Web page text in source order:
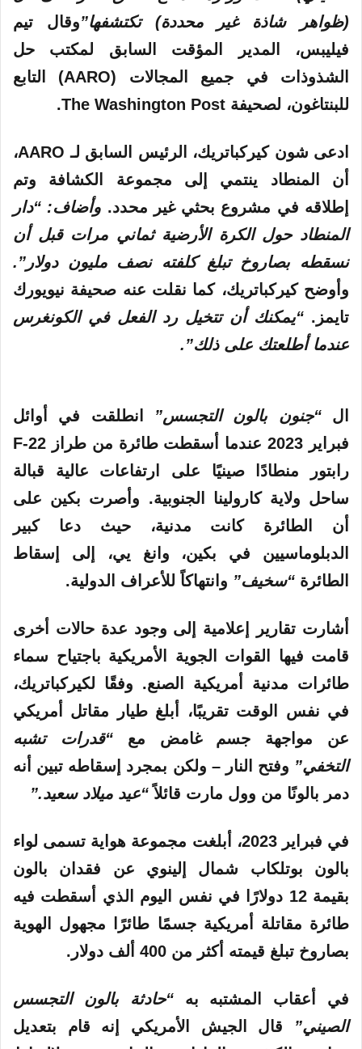
(ظواهر شاذة غير محددة) تكتشفها”وقال تيم
فيليبس، المدير المؤقت السابق لمكتب حل
الشذوذات في جميع المجالات (AARO) التابع
للبنتاغون، لصحيفة The Washington Post.
ادعى شون كيركباتريك، الرئيس السابق لـ AARO،
أن المنطاد ينتمي إلى مجموعة الكشافة وتم
إطلاقه في مشروع بحثي غير محدد. وأضاف: “دار
المنطاد حول الكرة الأرضية ثماني مرات قبل أن
نسقطه بصاروخ تبلغ كلفته نصف مليون دولار”.
وأوضح كيركباتريك، كما نقلت عنه صحيفة نيويورك
تايمز. “يمكنك أن تتخيل رد الفعل في الكونغرس
عندما أطلعتك على ذلك”.
ال“جنون بالون التجسس” انطلقت في أوائل
فبراير 2023 عندما أسقطت طائرة من طراز F-22
رابتور منطادًا صينيًا على ارتفاعات عالية قبالة
ساحل ولاية كارولينا الجنوبية. وأصرت بكين على
أن الطائرة كانت مدنية، حيث دعا كبير
الدبلوماسيين في بكين، وانغ يي، إلى إسقاط
الطائرة “سخيف” وانتهاكاً للأعراف الدولية.
أشارت تقارير إعلامية إلى وجود عدة حالات أخرى
قامت فيها القوات الجوية الأمريكية باجتياح سماء
طائرات مدنية أمريكية الصنع. وفقًا لكيركباتريك،
في نفس الوقت تقريبًا، أبلغ طيار مقاتل أمريكي
عن مواجهة جسم غامض مع“قدرات تشبه
التخفي” وفتح النار – ولكن بمجرد إسقاطه تبين أنه
دمر بالونًا من وول مارت قائلاً“عيد ميلاد سعيد.”
في فبراير 2023، أبلغت مجموعة هواية تسمى لواء
بالون بوتلكاب شمال إلينوي عن فقدان بالون
بقيمة 12 دولارًا في نفس اليوم الذي أسقطت فيه
طائرة مقاتلة أمريكية جسمًا طائرًا مجهول الهوية
بصاروخ تبلغ قيمته أكثر من 400 ألف دولار.
في أعقاب المشتبه به“حادثة بالون التجسس
الصيني” قال الجيش الأمريكي إنه قام بتعديل